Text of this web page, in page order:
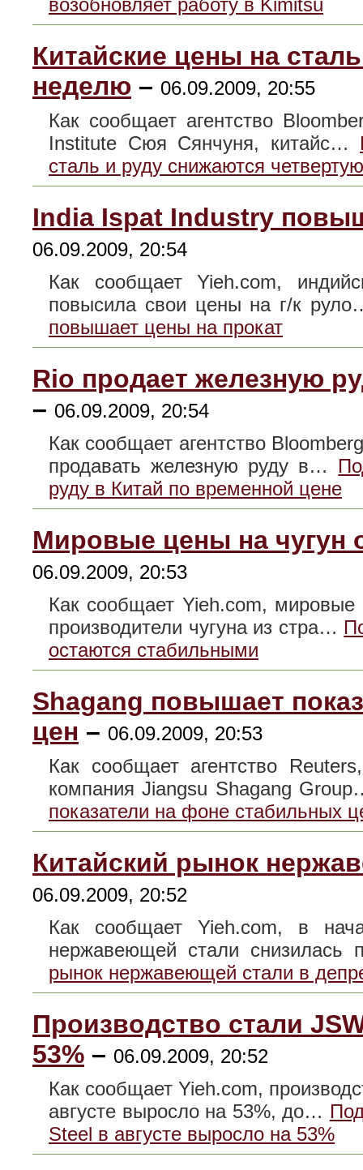
возобновляет работу в Kimitsu
Китайские цены на
неделю – 06.09.2009, 20:55
Как сообщает агентство
Institute Сюя Сянчуня, китайс…
сталь и руду снижаются
India Ispat Industry
06.09.2009, 20:54
Как сообщает Yieh.com,
повысила свои цены на г/к
повышает цены на прокат
Rio продает железную
– 06.09.2009, 20:54
Как сообщает агентство
продавать железную руду в…
руду в Китай по временной цене
Мировые цены на чугун
06.09.2009, 20:53
Как сообщает Yieh.com,
производители чугуна из стра…
остаются стабильными
Shagang повышает
цен – 06.09.2009, 20:53
Как сообщает агентство
компания Jiangsu Shagang
показатели на фоне стабильных
Китайский рынок
06.09.2009, 20:52
Как сообщает Yieh.com, в
нержавеющей стали
рынок нержавеющей стали в
Производство стали
53% – 06.09.2009, 20:52
Как сообщает Yieh.com,
августе выросло на 53%, до…
Steel в августе выросло на 53%